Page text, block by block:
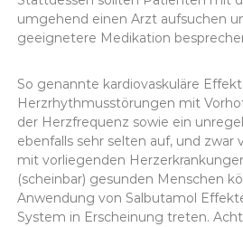
umgehend einen Arzt aufsuchen
geeignetere Medikation
So genannte kardiovaskuläre
Herzrhythmusstörungen mit
der Herzfrequenz sowie ein
ebenfalls sehr selten auf, und zwar
mit vorliegenden
(scheinbar) gesunden Menschen
Anwendung von Salbutamol
System in Erscheinung treten.